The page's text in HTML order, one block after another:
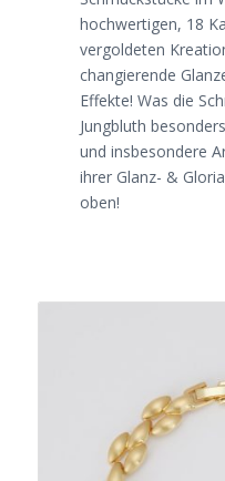
hochwertigen, 18
vergoldeten
changierende
Effekte! Was die
Jungbluth
und insbesondere
ihrer Glanz- &
oben!